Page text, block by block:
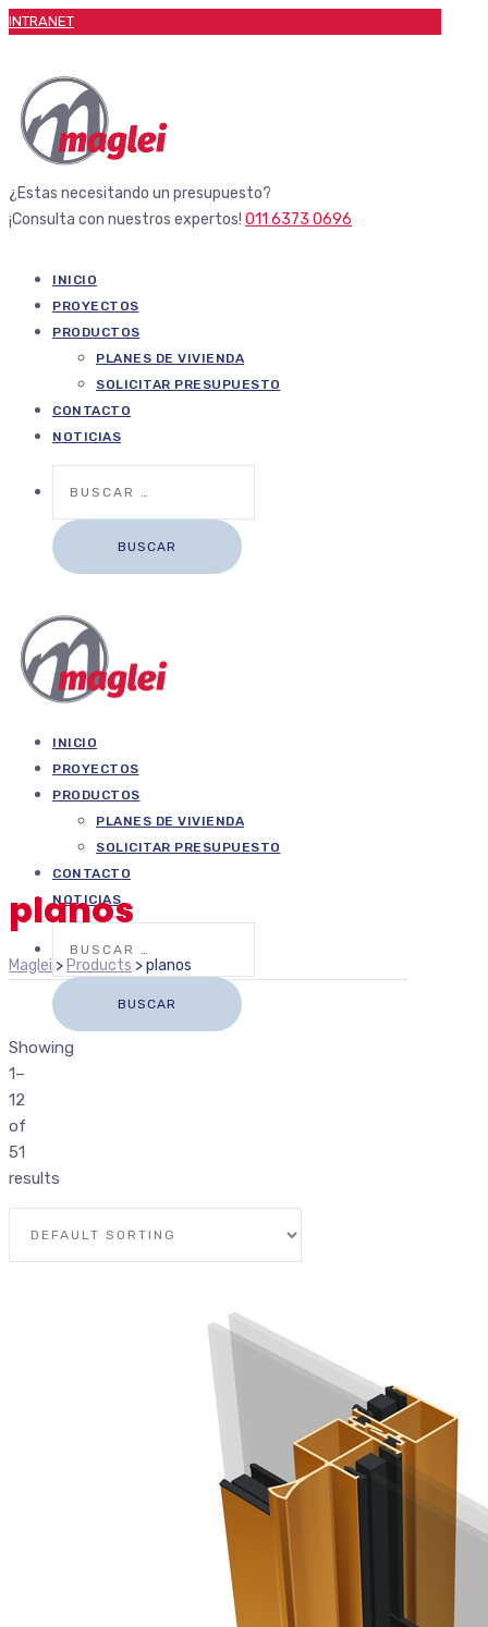
INTRANET
¿Estas necesitando un presupuesto?
¡Consulta con nuestros expertos! 011 6373 0696
INICIO
PROYECTOS
PRODUCTOS
PLANES DE VIVIENDA
SOLICITAR PRESUPUESTO
CONTACTO
NOTICIAS
INICIO
PROYECTOS
PRODUCTOS
PLANES DE VIVIENDA
SOLICITAR PRESUPUESTO
CONTACTO
NOTICIAS
planos
Maglei > Products >planos
Showing
1–
12
of
51
results